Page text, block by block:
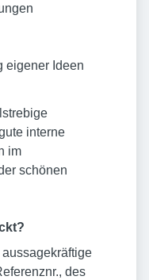
eigener Ideen
interne
im
schönen
des